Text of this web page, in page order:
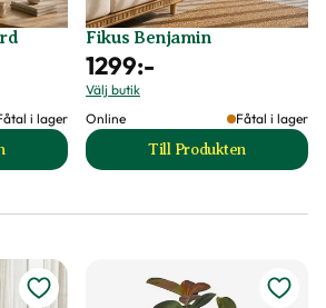
i lager
konstgjord produktsida
Fikus Benjamin
1299:-
Välj butik
Online
Fåtal i lager
Till Produkten
till Fikus